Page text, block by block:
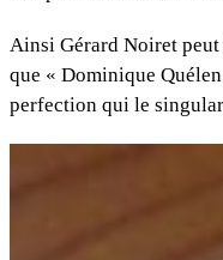
Ainsi Gérard Noiret peut
que « Dominique
perfection qui le